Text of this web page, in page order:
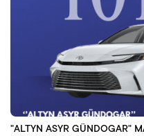
"ALTYN ASYR GÜNDOGAR"